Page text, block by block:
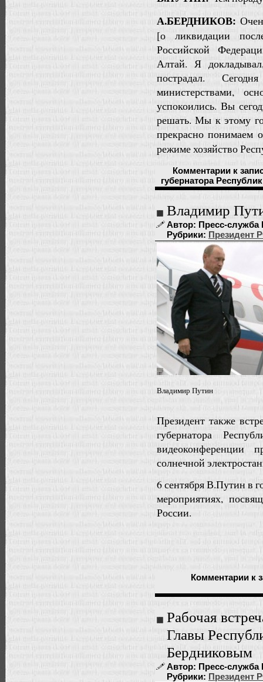
А.БЕРДНИКОВ:
[о ликвидации
Российской
Алтай. Я
пострадал.
министерствами,
успокоились. Вы
решать. Мы к этому
прекрасно понимаем
режиме хозяйство
Комментарии к
губернатора
Владимир
Автор: Пресс-служба
Рубрики: Президент
Владимир Путин
Президент также
губернатора
видеоконференции
солнечной
6 сентября В.Путин в
мероприятиях,
России.
Комментарии к
Рабочая
Главы
Бердниковым
Автор: Пресс-служба
Рубрики: Президент